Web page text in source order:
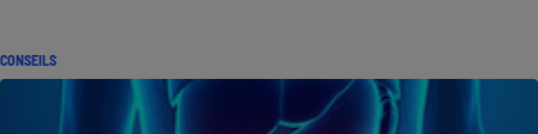
CONSEILS